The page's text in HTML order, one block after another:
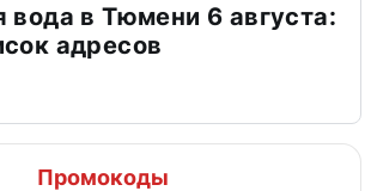
вода в Тюмени 6 августа:
адресов
Промокоды